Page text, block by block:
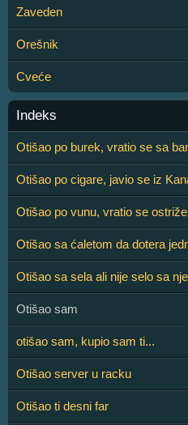
Zaveden
Orešnik
Cveće
Indeks
Otišao po burek, vratio se sa
Otišao po cigare, javio se iz
Otišao po vunu, vratio se
Otišao sa ćaletom da dotera
Otišao sa sela ali nije selo sa
Otišao sam
otišao sam, kupio sam ti...
Otišao server u racku
Otišao ti desni far